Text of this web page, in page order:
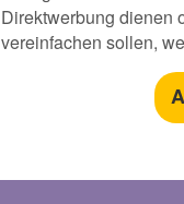
Kunden
Direktwerbung dienen
vereinfachen sollen,